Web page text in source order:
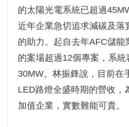
的太陽光電系統已超過
近年企業急切追求減碳及落
的助力。起自去年AFC儲能
的案場超過12個專案，系統
30MW。林振鋒說，目前在
LED路燈全盛時期的營收，
加值企業，實數難能可貴。